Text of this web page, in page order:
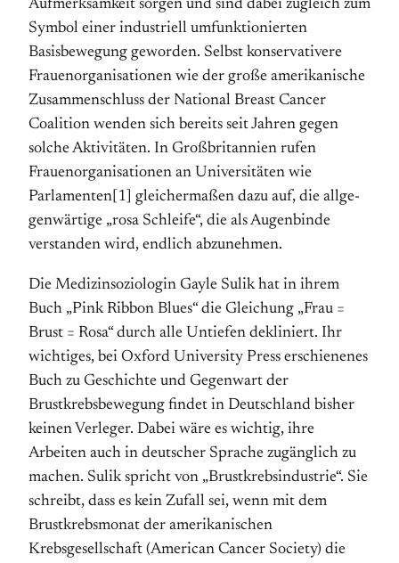
Aufmerksamkeit sorgen und sind dabei zugleich zum
Symbol einer industriell umfunktionier­ten
Basisbewegung geworden. Selbst konservativere
Frauenorganisationen wie der große amerikanische
Zusammenschluss der National Breast Cancer
Coalition wenden sich bereits seit Jahren gegen
solche Aktivitäten. In Großbritannien rufen
Frauenorganisationen an Universi­täten wie
Parlamenten[1] gleichermaßen dazu auf, die allge­
genwärtige „rosa Schleife“, die als Augenbinde
verstanden wird, endlich abzunehmen.
Die Medizinsoziologin Gayle Sulik hat in ihrem
Buch „Pink Ribbon Blues“ die Gleichung „Frau =
Brust = Rosa“ durch alle Untiefen dekliniert. Ihr
wichtiges, bei Oxford University Press erschienenes
Buch zu Geschichte und Gegenwart der
Brustkrebsbewegung findet in Deutschland bisher
keinen Verleger. Dabei wäre es wichtig, ihre
Arbeiten auch in deutscher Sprache zugänglich zu
machen. Sulik spricht von „Brustkrebsindustrie“. Sie
schreibt, dass es kein Zufall sei, wenn mit dem
Brustkrebsmonat der amerikanischen
Krebsgesellschaft (American Cancer Society) die